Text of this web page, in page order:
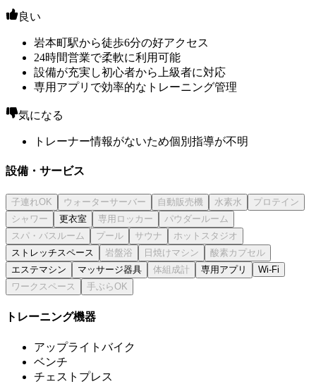
良い
岩本町駅から徒歩6分の好アクセス
24時間営業で柔軟に利用可能
設備が充実し初心者から上級者に対応
専用アプリで効率的なトレーニング管理
気になる
トレーナー情報がないため個別指導が不明
設備・サービス
更衣室
ストレッチスペース
エステマシン
マッサージ器具 専用アプリ Wi-Fi
トレーニング機器
アップライトバイク
ベンチ
チェストプレス